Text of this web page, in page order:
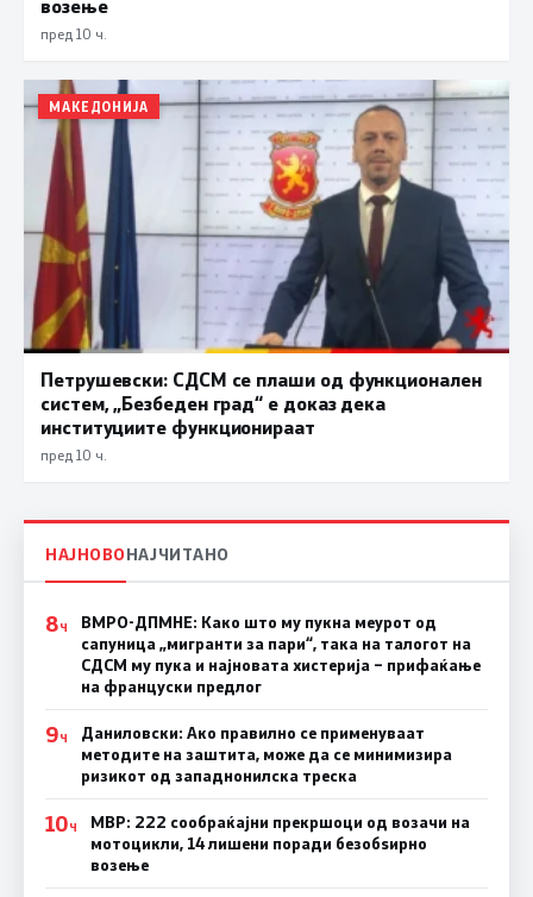
возење
пред 10 ч.
МАКЕДОНИЈА
Петрушевски: СДСМ се плаши од функционален
систем, „Безбеден град“ е доказ дека
институциите функционираат
пред 10 ч.
НАЈНОВОНАЈЧИТАНО
8Ч
ВМРО-ДПМНЕ: Како што му пукна меурот од
сапуница „мигранти за пари“, така на талогот на
СДСМ му пука и најновата хистерија – прифаќање
на француски предлог
9Ч
Даниловски: Ако правилно се применуваат
методите на заштита, може да се минимизира
ризикот од западнонилска треска
10Ч
МВР: 222 сообраќајни прекршоци од возачи на
мотоцикли, 14 лишени поради безобѕирно
возење